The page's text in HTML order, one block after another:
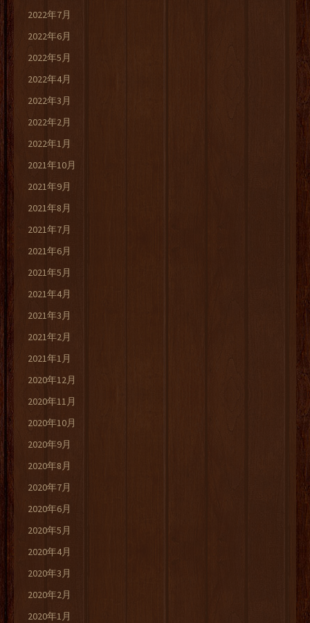
2022年7月
2022年6月
2022年5月
2022年4月
2022年3月
2022年2月
2022年1月
2021年10月
2021年9月
2021年8月
2021年7月
2021年6月
2021年5月
2021年4月
2021年3月
2021年2月
2021年1月
2020年12月
2020年11月
2020年10月
2020年9月
2020年8月
2020年7月
2020年6月
2020年5月
2020年4月
2020年3月
2020年2月
2020年1月